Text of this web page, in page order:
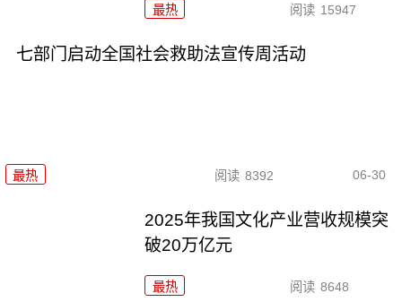
最热 阅读 15947
七部门启动全国社会救助法宣传周活动
最热 阅读 8392 06-30
2025年我国文化产业营收规模突
破20万亿元
最热 阅读 8648